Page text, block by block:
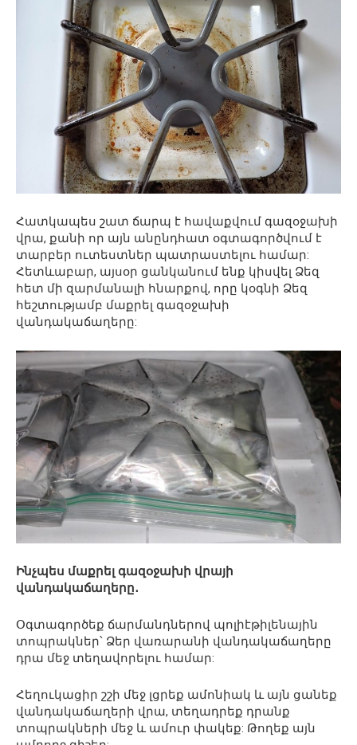
Հատկապես շատ ճարպ է հավաքվում գազօջախի
վրա, քանի որ այն անընդհատ օգտագործվում է
տարբեր ուտեստներ պատրաստելու համար:
Հետևաբար, այսօր ցանկանում ենք կիսվել Ձեզ
հետ մի զարմանալի հնարքով, որը կօգնի Ձեզ
հեշտությամբ մաքրել գազօջախի
վանդակաճաղերը:
Ինչպես մաքրել գազօջախի վրայի
վանդակաճաղերը․
Օգտագործեք ճարմանդներով պոլիէթիլենային
տոպրակներ՝ Ձեր վառարանի վանդակաճաղերը
դրա մեջ տեղավորելու համար:
Հեղուկացիր շշի մեջ լցրեք ամոնիակ և այն ցանեք
վանդակաճաղերի վրա, տեղադրեք դրանք
տոպրակների մեջ և ամուր փակեք: Թողեք այն